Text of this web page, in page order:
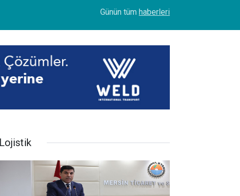
Petrol Ofisi Grubu 18. kez zirvede
Günün tüm haberleri
Lojistik